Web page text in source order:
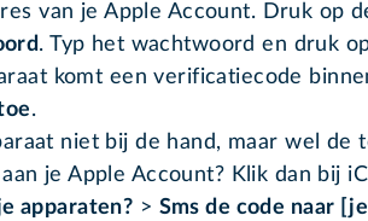
van je Apple Account. Druk op
. Typ het wachtwoord en druk
komt een verificatiecode
.
niet bij de hand, maar wel de
je Apple Account? Klik dan bij
apparaten? > Sms de code naar